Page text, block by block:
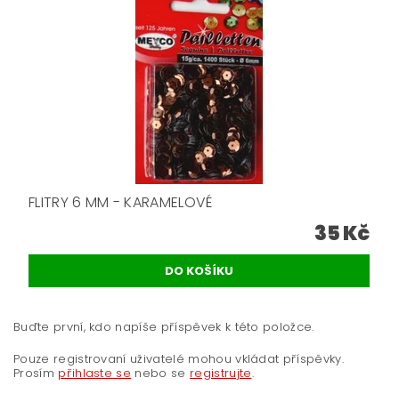
FLITRY 6 MM - KARAMELOVÉ
35 Kč
Buďte první, kdo napíše příspěvek k této položce.
Pouze registrovaní uživatelé mohou vkládat příspěvky.
Prosím přihlaste se nebo se registrujte.